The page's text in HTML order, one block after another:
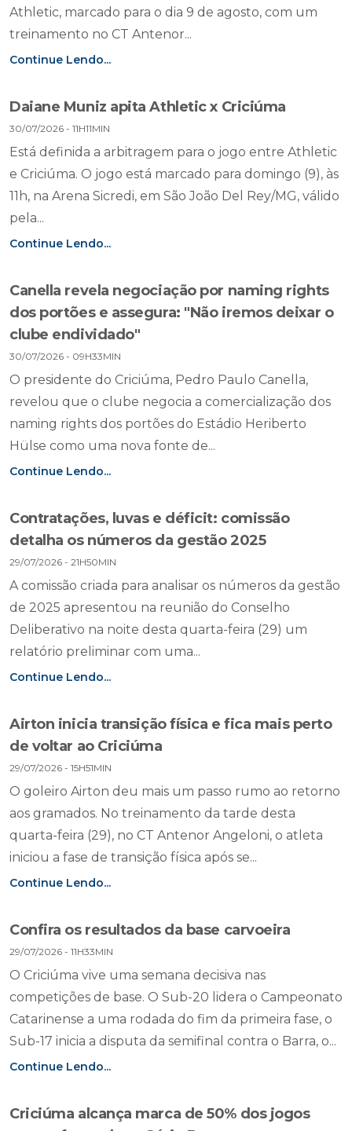
Athletic, marcado para o dia 9 de agosto, com um
treinamento no CT Antenor...
Continue Lendo...
Daiane Muniz apita Athletic x Criciúma
30/07/2026 - 11H11MIN
Está definida a arbitragem para o jogo entre Athletic
e Criciúma. O jogo está marcado para domingo (9), às
11h, na Arena Sicredi, em São João Del Rey/MG, válido
pela...
Continue Lendo...
Canella revela negociação por naming rights
dos portões e assegura: "Não iremos deixar o
clube endividado"
30/07/2026 - 09H33MIN
O presidente do Criciúma, Pedro Paulo Canella,
revelou que o clube negocia a comercialização dos
naming rights dos portões do Estádio Heriberto
Hülse como uma nova fonte de...
Continue Lendo...
Contratações, luvas e déficit: comissão
detalha os números da gestão 2025
29/07/2026 - 21H50MIN
A comissão criada para analisar os números da gestão
de 2025 apresentou na reunião do Conselho
Deliberativo na noite desta quarta-feira (29) um
relatório preliminar com uma...
Continue Lendo...
Airton inicia transição física e fica mais perto
de voltar ao Criciúma
29/07/2026 - 15H51MIN
O goleiro Airton deu mais um passo rumo ao retorno
aos gramados. No treinamento da tarde desta
quarta-feira (29), no CT Antenor Angeloni, o atleta
iniciou a fase de transição física após se...
Continue Lendo...
Confira os resultados da base carvoeira
29/07/2026 - 11H33MIN
O Criciúma vive uma semana decisiva nas
competições de base. O Sub-20 lidera o Campeonato
Catarinense a uma rodada do fim da primeira fase, o
Sub-17 inicia a disputa da semifinal contra o Barra, o...
Continue Lendo...
Criciúma alcança marca de 50% dos jogos